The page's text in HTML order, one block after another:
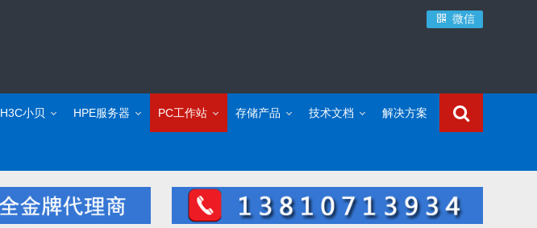
微信
H3C小贝 HPE服务器 PC工作站 存储产品 技术文档 解决方案